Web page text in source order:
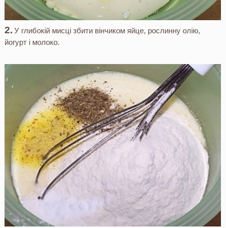
У глибокій мисці збити вінчиком яйце, рослинну олію,
йогурт і молоко.